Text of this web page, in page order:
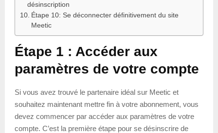
désinscription
Étape 10: Se déconnecter définitivement du site
Meetic
Étape 1 : Accéder aux
paramètres de votre compte
Si vous avez trouvé le partenaire idéal sur Meetic et
souhaitez maintenant mettre fin à votre abonnement, vous
devez commencer par accéder aux paramètres de votre
compte. C’est la première étape pour se désinscrire de